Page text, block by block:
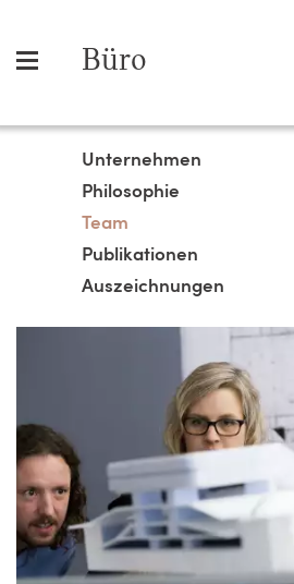
Büro
Unternehmen
Philosophie
Team
Publikationen
Auszeichnungen